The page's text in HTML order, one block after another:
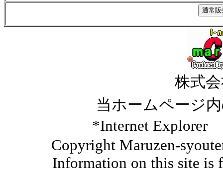
株式
当ホームページ
*Internet Explorer
Copyright Maruzen-
Information on this site is